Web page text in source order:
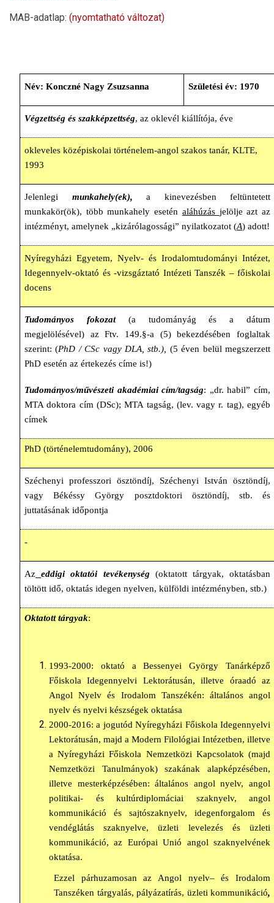
MAB-adatlap: (nyomtatható változat)
Név: Konczné Nagy Zsuzsanna Születési év: 1970
Végzettség és szakképzettség, az oklevél kiállítója, éve
okleveles középiskolai történelem-angol szakos tanár, KLTE,
1993
Jelenlegi munkahely(ek), a kinevezésben feltüntetett
munkakör(ök), több munkahely esetén aláhúzás jelölje azt az
intézményt, amelynek „kizárólagossági” nyilatkozatot (A) adott!
Nyíregyházi Egyetem, Nyelv- és Irodalomtudományi Intézet,
Idegennyelv-oktató és -vizsgáztató Intézeti Tanszék – főiskolai
docens
Tudományos fokozat(a tudományág és a dátum
megjelölésével) az Ftv. 149.§-a (5) bekezdésében foglaltak
szerint: (PhD / CSc vagy DLA, stb.),
(5 éven belül megszerzett
PhD esetén az értekezés címe is!)
Tudományos/művészeti akadémiai cím/tagság: „dr. habil” cím,
MTA doktora cím (DSc); MTA tagság, (lev. vagy r. tag), egyéb
címek
PhD (történelemtudomány), 2006
Széchenyi professzori ösztöndíj, Széchenyi István ösztöndíj,
vagy Békéssy György posztdoktori ösztöndíj, stb. és
juttatásának időpontja
-
Az eddigi oktatói tevékenység (oktatott tárgyak, oktatásban
töltött idő, oktatás idegen nyelven, külföldi intézményben, stb.)
Oktatott tárgyak:
1993-2000: oktató a Bessenyei György Tanárképző
Főiskola Idegennyelvi Lektorátusán, illetve óraadó az
Angol Nyelv és Irodalom Tanszékén: általános angol
nyelv és nyelvi készségek oktatása
2000-2016: a jogutód Nyíregyházi Főiskola Idegennyelvi
Lektorátusán, majd a Modern Filológiai Intézetben, illetve
a Nyíregyházi Főiskola Nemzetközi Kapcsolatok (majd
Nemzetközi Tanulmányok) szakának alapképzésében,
illetve mesterképzésében: általános angol nyelv, angol
politikai- és kultúrdiplomáciai szaknyelv, angol
kommunikáció és sajtószaknyelv, idegenforgalom és
vendéglátás szaknyelve, üzleti levelezés és üzleti
kommunikáció, az Európai Unió angol szaknyelvének
oktatása.
Ezzel párhuzamosan az Angol nyelv– és Irodalom
Tanszéken tárgyalás, pályázatírás, üzleti kommunikáció,